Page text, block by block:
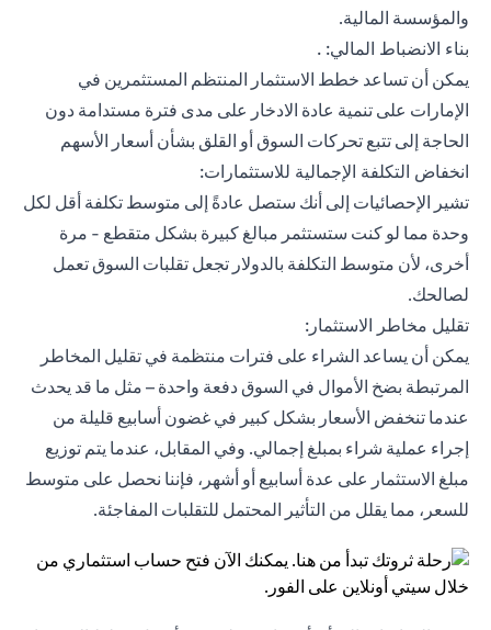
والمؤسسة المالية.
بناء الانضباط المالي: .
يمكن أن تساعد خطط الاستثمار المنتظم المستثمرين في
الإمارات على تنمية عادة الادخار على مدى فترة مستدامة دون
الحاجة إلى تتبع تحركات السوق أو القلق بشأن أسعار الأسهم
انخفاض التكلفة الإجمالية للاستثمارات:
تشير الإحصائيات إلى أنك ستصل عادةً إلى متوسط ​​تكلفة أقل لكل
وحدة مما لو كنت ستستثمر مبالغ كبيرة بشكل متقطع - مرة
أخرى، لأن متوسط التكلفة بالدولار تجعل تقلبات السوق تعمل
لصالحك.
تقليل مخاطر الاستثمار:
يمكن أن يساعد الشراء على فترات منتظمة في تقليل المخاطر
المرتبطة بضخ الأموال في السوق دفعة واحدة – مثل ما قد يحدث
عندما تنخفض الأسعار بشكل كبير في غضون أسابيع قليلة من
إجراء عملية شراء بمبلغ إجمالي. وفي المقابل، عندما يتم توزيع
مبلغ الاستثمار على عدة أسابيع أو أشهر، فإننا نحصل على متوسط ​​
للسعر، مما يقلل من التأثير المحتمل للتقلبات المفاجئة.